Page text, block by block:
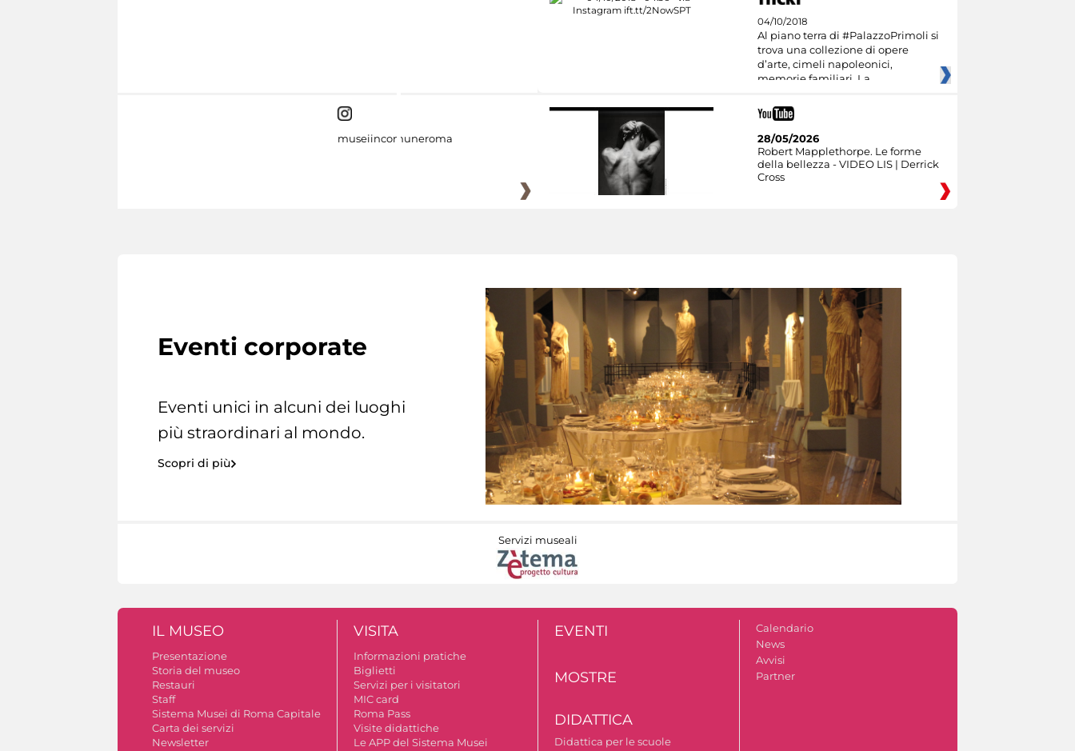
04/10/2018
Al piano terra di #PalazzoPrimoli si
trova una collezione di opere
d’arte, cimeli napoleonici,
memorie familiari. La
museiincomuneroma
28/05/2026
Robert Mapplethorpe. Le forme
della bellezza - VIDEO LIS | Derrick
Cross
Eventi corporate
Eventi unici in alcuni dei luoghi
più straordinari al mondo.
Scopri di più
Servizi museali
IL MUSEO
Presentazione
Storia del museo
Restauri
Staff
Sistema Musei di Roma Capitale
Carta dei servizi
Newsletter
VISITA
Informazioni pratiche
Biglietti
Servizi per i visitatori
MIC card
Roma Pass
Visite didattiche
Le APP del Sistema Musei
EVENTI
MOSTRE
DIDATTICA
Didattica per le scuole
Calendario
News
Avvisi
Partner